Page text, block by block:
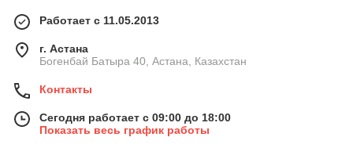
Работает с 11.05.2013
г. Астана
Богенбай Батыра 40, Астана, Казахстан
Контакты
Сегодня работает с 09:00 до 18:00
Показать весь график работы